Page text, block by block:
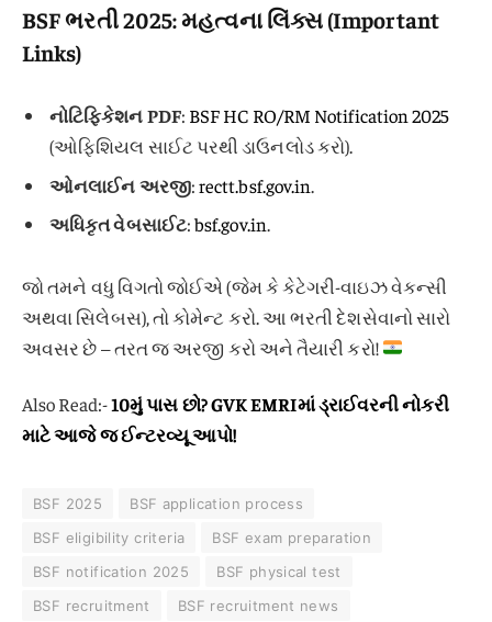
BSF ભરતી 2025: મહત્વના લિંક્સ (Important
Links)
નોટિફિકેશન PDF: BSF HC RO/RM Notification 2025
(ઓફિશિયલ સાઈટ પરથી ડાઉનલોડ કરો).
ઓનલાઈન અરજી:rectt.bsf.gov.in.
અધિકૃત વેબસાઈટ:bsf.gov.in.
જો તમને વધુ વિગતો જોઈએ (જેમ કે કેટેગરી-વાઇઝ વેકન્સી
અથવા સિલેબસ), તો કોમેન્ટ કરો. આ ભરતી દેશસેવાનો સારો
અવસર છે – તરત જ અરજી કરો અને તૈયારી કરો!
Also Read:-10મું પાસ છો? GVK EMRIમાં ડ્રાઈવરની નોકરી
માટે આજે જ ઈન્ટરવ્યૂ આપો!
BSF 2025
BSF application process
BSF eligibility criteria
BSF exam preparation
BSF notification 2025
BSF physical test
BSF recruitment
BSF recruitment news